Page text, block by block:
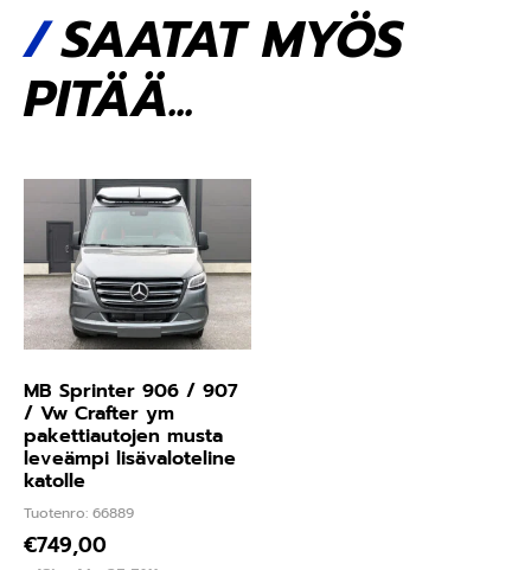
SAATAT MYÖS
PITÄÄ...
MB Sprinter 906 / 907
/ Vw Crafter ym
pakettiautojen musta
leveämpi lisävaloteline
katolle
Tuotenro: 66889
€749,00